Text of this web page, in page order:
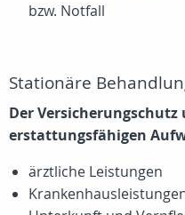
bzw. Notfall
Stationäre
Der Versicherungschutz
erstattungsfähigen
ärztliche Leistungen